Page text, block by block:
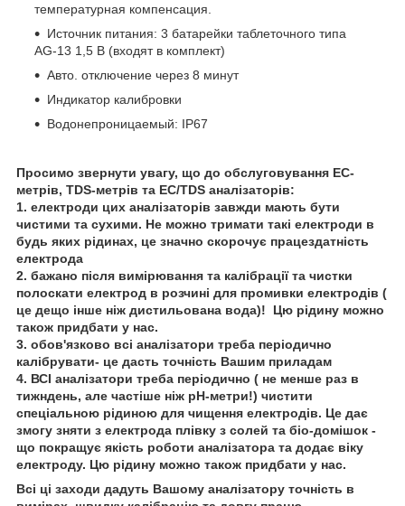
температурная компенсация.
Источник питания: 3 батарейки таблеточного типа
AG-13 1,5 В (входят в комплект)
Авто. отключение через 8 минут
Индикатор калибровки
Водонепроницаемый: IP67
Просимо звернути увагу, що до обслуговування EC-
метрів, TDS-метрів та EC/TDS аналізаторів:
1. електроди цих аналізаторів завжди мають бути
чистими та сухими. Не можно тримати такі електроди в
будь яких рідинах, це значно скорочує працездатність
електрода
2. бажано після вимірювання та калібрації та чистки
полоскати електрод в розчині для промивки електродів (
це дещо інше ніж дистильована вода)! Цю рідину можно
також придбати у нас.
3. обов'язково всі аналізатори треба періодично
калібрувати- це дасть точність Вашим приладам
4. ВСІ аналізатори треба періодично ( не менше раз в
тижндень, але частіше ніж рН-метри!) чистити
спеціальною рідиною для чищення електродів. Це дає
змогу зняти з електрода плівку з солей та біо-домішок -
що покращує якість роботи аналізатора та додає віку
електроду. Цю рідину можно також придбати у нас.
Всі ці заходи дадуть Вашому аналізатору точність в